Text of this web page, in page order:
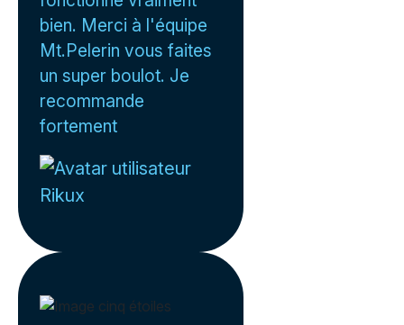
bien. Merci à l'équipe
Mt.Pelerin vous faites
un super boulot. Je
recommande
fortement
Rikux